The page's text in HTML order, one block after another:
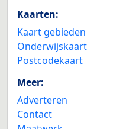
Kaarten:
Kaart gebieden
Onderwijskaart
Postcodekaart
Meer:
Adverteren
Contact